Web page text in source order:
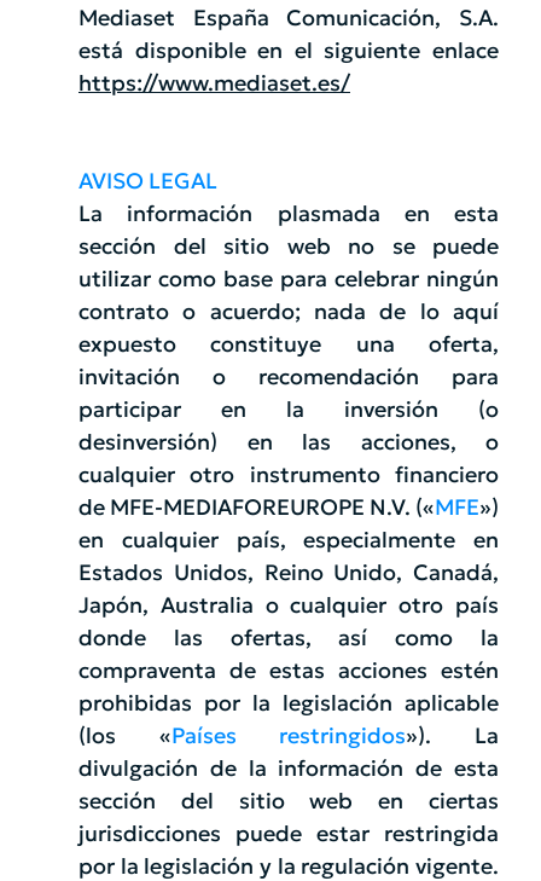
Mediaset España Comunicación, S.A.
está disponible en el siguiente enlace
https://www.mediaset.es/
AVISO LEGAL
La información plasmada en esta
sección del sitio web no se puede
utilizar como base para celebrar ningún
contrato o acuerdo; nada de lo aquí
expuesto constituye una oferta,
invitación o recomendación para
participar en la inversión (o
desinversión) en las acciones, o
cualquier otro instrumento financiero
de MFE-MEDIAFOREUROPE N.V. («MFE»)
en cualquier país, especialmente en
Estados Unidos, Reino Unido, Canadá,
Japón, Australia o cualquier otro país
donde las ofertas, así como la
compraventa de estas acciones estén
prohibidas por la legislación aplicable
(los «Países restringidos»). La
divulgación de la información de esta
sección del sitio web en ciertas
jurisdicciones puede estar restringida
por la legislación y la regulación vigente.